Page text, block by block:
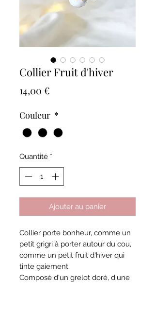
Collier Fruit d'hiver
14,00 €
Couleur *
Quantité *
Ajouter au panier
Collier porte bonheur, comme un
petit grigri à porter autour du cou,
comme un petit fruit d'hiver qui
tinte gaiement.
Composé d'un grelot doré, d'une